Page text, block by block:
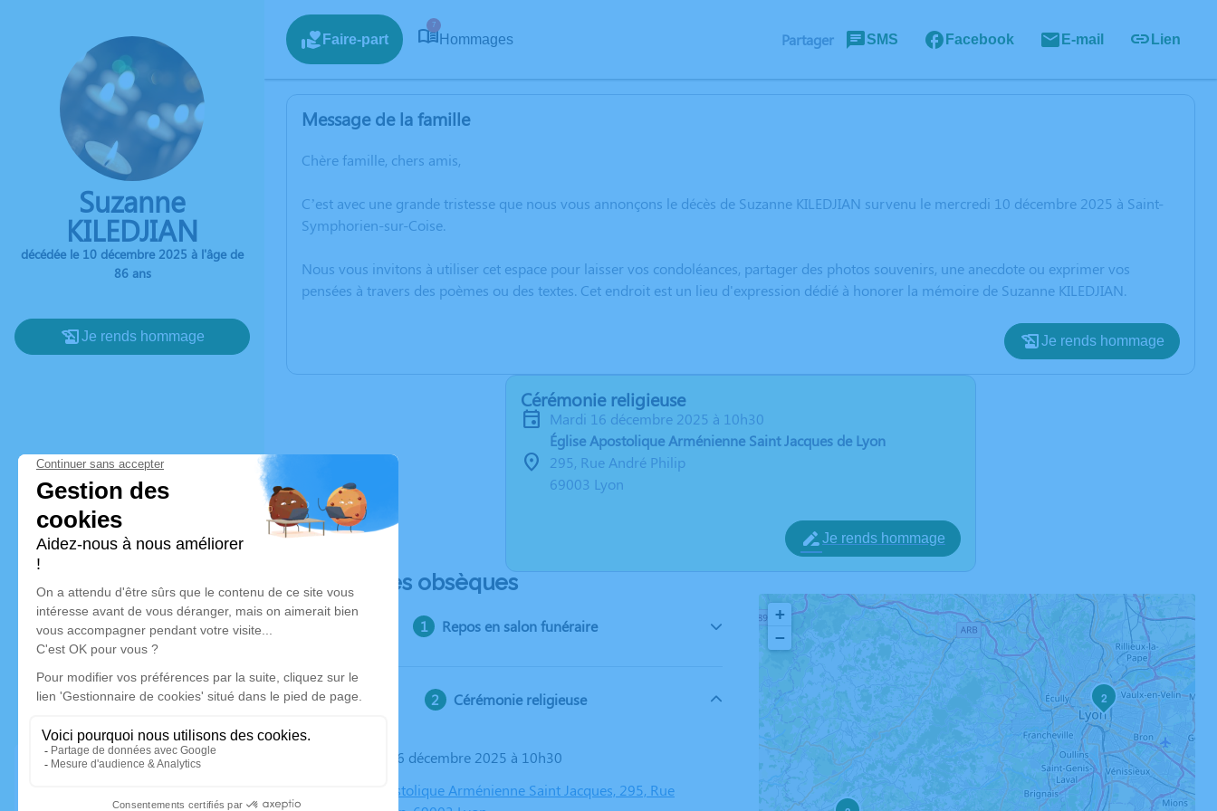
Suzanne
KILEDJIAN
décédée le 10 décembre 2025 à l'âge de
86 ans
Je rends hommage
Faire-part
7
Hommages Partager SMS Facebook E-mail Lien
Message de la famille
Chère famille, chers amis,
C’est avec une grande tristesse que nous vous annonçons le décès de Suzanne KILEDJIAN survenu le mercredi 10 décembre 2025 à Saint-
Symphorien-sur-Coise.
Nous vous invitons à utiliser cet espace pour laisser vos condoléances, partager des photos souvenirs, une anecdote ou exprimer vos
pensées à travers des poèmes ou des textes. Cet endroit est un lieu d'expression dédié à honorer la mémoire de Suzanne KILEDJIAN.
Je rends hommage
Cérémonie religieuse
mardi 16 décembre 2025 à 10h30
Église Apostolique Arménienne Saint Jacques de Lyon
295, Rue André Philip
69003 Lyon
Je rends hommage
Déroulé des obsèques
Repos en salon funéraire
Cérémonie religieuse
Le mardi 16 décembre 2025 à 10h30
Église Apostolique Arménienne Saint Jacques, 295, Rue
2
+
−